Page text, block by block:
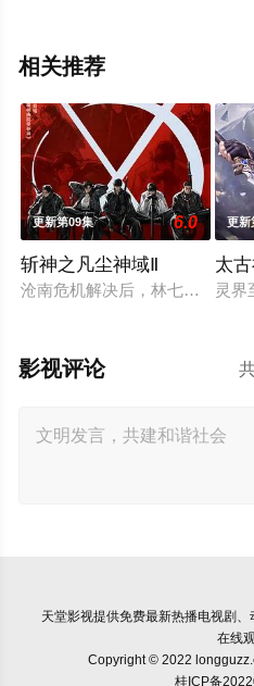
相关推荐
更新第09集 6.0
斩神之凡尘神域Ⅱ
沧南危机解决后，林七夜完成
更新
太
灵界
影视评论
天堂影视提供免费最新热播电视剧
在线
Copyright © 2022
桂ICP备